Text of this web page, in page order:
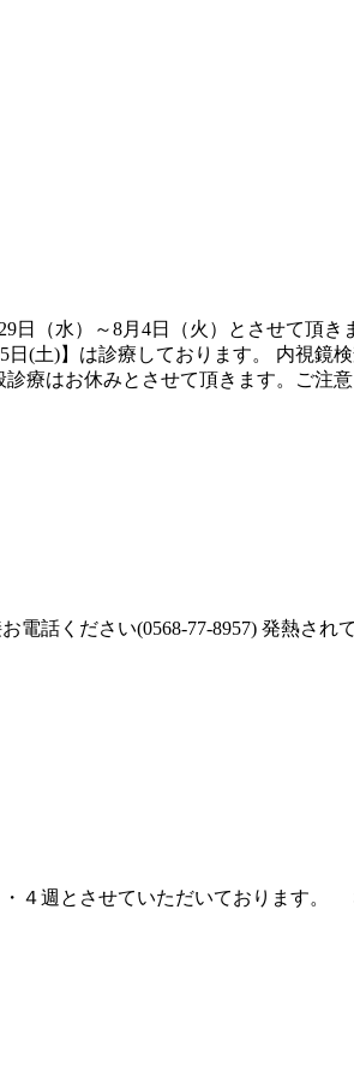
日（水）～8月4日（火）とさせて頂
(土)】は診療しております。 内視
はお休みとさせて頂きます。ご注
話ください(0568-77-8957) 発熱さ
４週とさせていただいております